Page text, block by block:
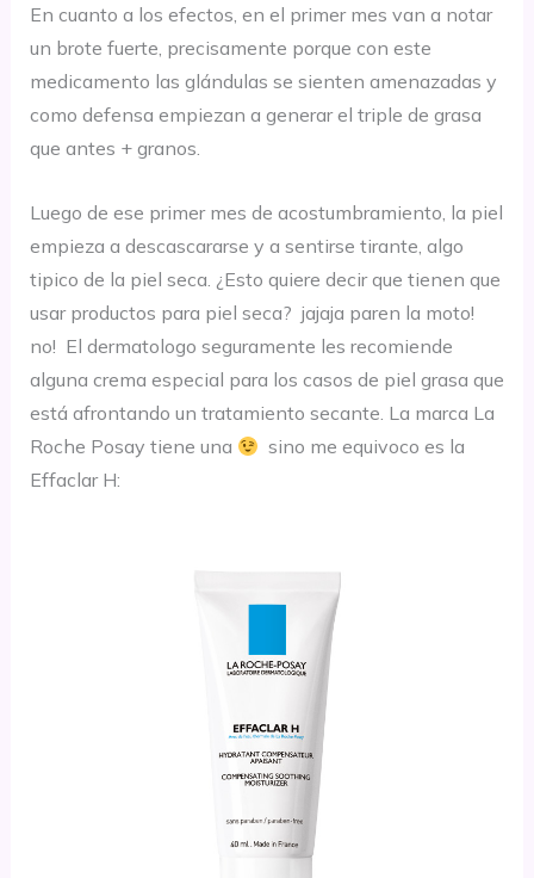
En cuanto a los efectos, en el primer mes van a notar
un brote fuerte, precisamente porque con este
medicamento las glándulas se sienten amenazadas y
como defensa empiezan a generar el triple de grasa
que antes + granos.
Luego de ese primer mes de acostumbramiento, la piel
empieza a descascararse y a sentirse tirante, algo
tipico de la piel seca. ¿Esto quiere decir que tienen que
usar productos para piel seca? jajaja paren la moto!
no! El dermatologo seguramente les recomiende
alguna crema especial para los casos de piel grasa que
está afrontando un tratamiento secante. La marca La
Roche Posay tiene una
sino me equivoco es la
Effaclar H: